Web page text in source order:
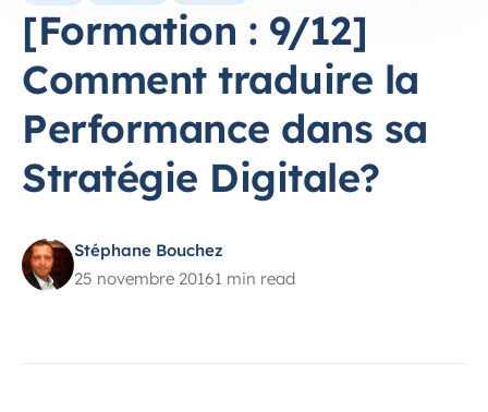
[Formation : 9/12]
Comment traduire la
Performance dans sa
Stratégie Digitale?
Stéphane Bouchez
25 novembre 20161 min read